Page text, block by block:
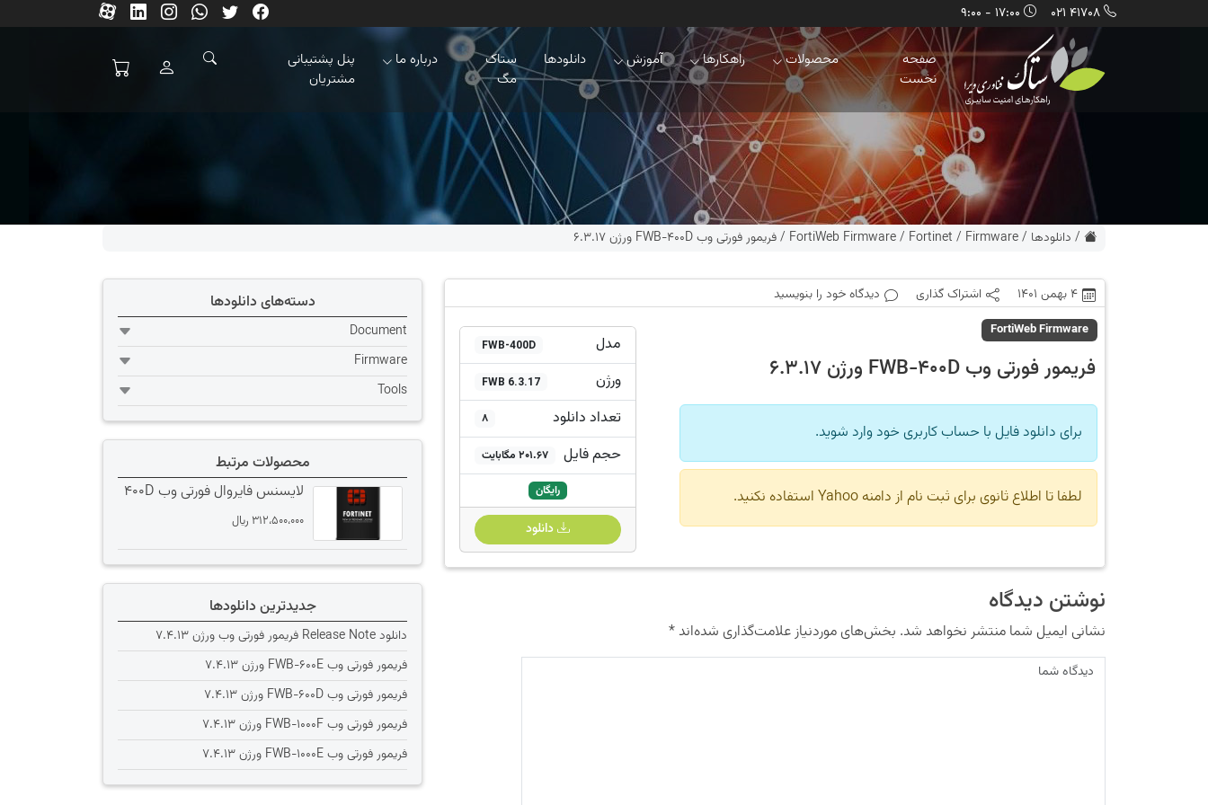
41708 021
صفحه
نخست
محصولات راهکارها آموزش دانلودها
ستاک
مگ
درباره ما
پنل پشتیبانی
مشتریان
/ دانلودها /
Firmware
/
Fortinet
/
FortiWeb Firmware
/فریمور فورتی وب FWB-400D ورژن 6.3.17
4 بهمن 1401 اشتراک گذاری دیدگاه خود را بنویسید
FortiWeb Firmware
فریمور فورتی وب FWB-400D ورژن 6.3.17
برای دانلود فایل با حساب کاربری خود وارد شوید.
لطفا تا اطلاع ثانوی برای ثبت نام از دامنه Yahoo استفاده نکنید.
مدل FWB-400D
ورژن FWB 6.3.17
تعداد دانلود 8
حجم فایل 201.67 مگابایت
رایگان
دانلود
نوشتن دیدگاه
نشانی ایمیل شما منتشر نخواهد شد. بخش‌های موردنیاز علامت‌گذاری شده‌اند*
دسته‌های دانلودها
Document
Firmware
Tools
محصولات مرتبط
لایسنس فایروال فورتی وب 400D
312،500،000 ﷼
جدیدترین دانلودها
دانلود Release Note فریمور فورتی وب ورژن 7.4.13
فریمور فورتی وب FWB-600E ورژن 7.4.13
فریمور فورتی وب FWB-600D ورژن 7.4.13
فریمور فورتی وب FWB-1000F ورژن 7.4.13
فریمور فورتی وب FWB-1000E ورژن 7.4.13